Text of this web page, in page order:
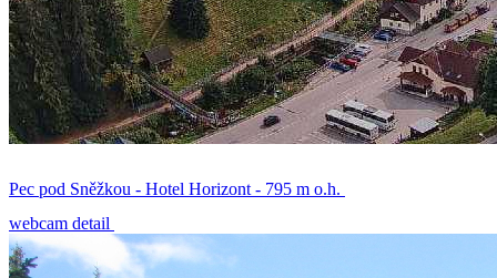
Pec pod Sněžkou - Hotel Horizont - 795 m o.h.
webcam detail